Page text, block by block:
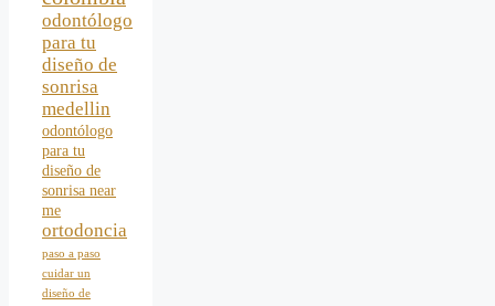
odontólogo
para tu
diseño de
sonrisa
medellin
odontólogo
para tu
diseño de
sonrisa near
me
ortodoncia
paso a paso
cuidar un
diseño de